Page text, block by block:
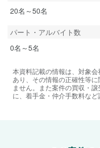
20名～50名
パート・アルバイト数
0名～5名
本資料記載の情報は、対象
あり、その情報の正確性等
ません。また案件の買収・
に、着手金・仲介手数料など